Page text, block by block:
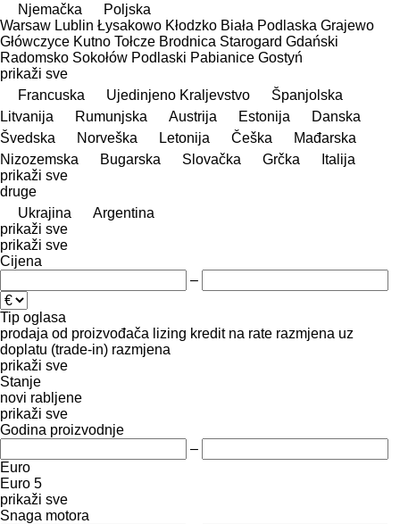
Njemačka
Poljska
Warsaw Lublin Łysakowo Kłodzko Biała Podlaska Grajewo
Główczyce Kutno Tołcze Brodnica Starogard Gdański
Radomsko Sokołów Podlaski Pabianice Gostyń
prikaži sve
Francuska
Ujedinjeno Kraljevstvo
Španjolska
Litvanija
Rumunjska Austrija Estonija
Danska
Švedska
Norveška Letonija Češka
Mađarska
Nizozemska
Bugarska Slovačka Grčka
Italija
prikaži sve
druge
Ukrajina
Argentina
prikaži sve
prikaži sve
Cijena
–
Tip oglasa
prodaja od proizvođača lizing kredit na rate razmjena uz
doplatu (trade-in) razmjena
prikaži sve
Stanje
novi rabljene
prikaži sve
Godina proizvodnje
–
Euro
Euro 5
prikaži sve
Snaga motora